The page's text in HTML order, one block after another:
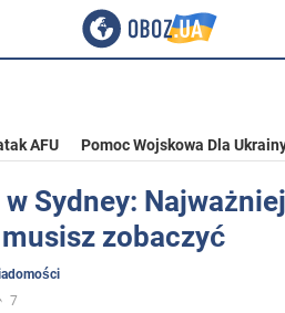
AFU Pomoc Wojskowa Dla
Sydney:
zobaczyć
7